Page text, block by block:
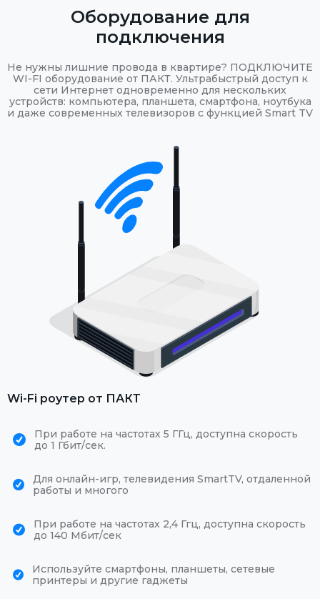
Оборудование для
подключения
Не нужны лишние провода в квартире? ПОДКЛЮЧИТЕ
WI-FI оборудование от ПАКТ. Ультрабыстрый доступ к
сети Интернет одновременно для нескольких
устройств: компьютера, планшета, смартфона, ноутбука
и даже современных телевизоров с функцией Smart TV
Wi-Fi роутер от ПАКТ
При работе на частотах 5 ГГц, доступна скорость
до 1 Гбит/сек.
Для онлайн-игр, телевидения SmartTV, отдаленной
работы и многого
При работе на частотах 2,4 Ггц, доступна скорость
до 140 Мбит/сек
Используйте смартфоны, планшеты, сетевые
принтеры и другие гаджеты